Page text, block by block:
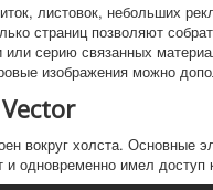
листовок, небольших
страниц позволяют
или серию связанных
изображения можно
вокруг холста. Основные
одновременно имел доступ